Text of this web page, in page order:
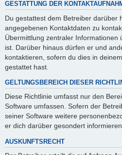
GESTATTUNG DER
Du gestattest dem Betreiber darüber
angegebenen Kontaktdaten zu
Übermittlung zentraler Informationen
ist. Darüber hinaus dürfen er und
kontaktieren, sofern du dies in
gestattet hast.
GELTUNGSBEREICH DIESER
Diese Richtlinie umfasst nur den
Software umfassen. Sofern der
seiner Software weitere
er dich darüber gesondert
AUSKUNFTSRECHT